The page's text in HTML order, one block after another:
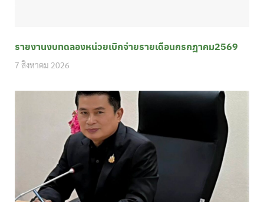
รายงานงบทดลองหน่วยเบิกจ่ายรายเดือนกรกฎาคม2569
7 สิงหาคม 2026